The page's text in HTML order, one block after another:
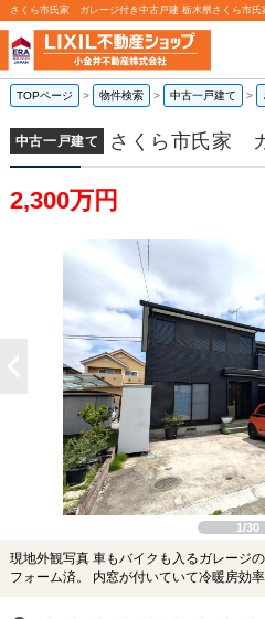
TOPページ > 物件検索 > 中古一戸建て >
中古一戸建て さくら市氏家
2,300万円
1/30
現地外観写真 車もバイクも入るガレージ
フォーム済。 内窓が付いていて冷暖房効